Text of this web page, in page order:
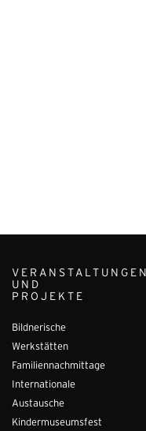
VERANSTALTUNGEN
UND
PROJEKTE
Bildnerische
Werkstätten
Familiennachmittage
Internationale
Austausche
Kindermuseumsfest